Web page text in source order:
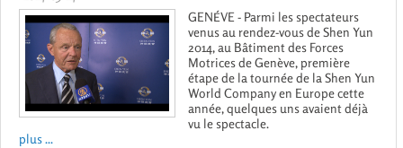
GENÉVE - Parmi les spectateurs
venus au rendez-vous de Shen Yun
2014, au Bâtiment des Forces
Motrices de Genève, première
étape de la tournée de la Shen Yun
World Company en Europe cette
année, quelques uns avaient déjà
vu le spectacle.
plus ...